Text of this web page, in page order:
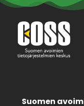
Suomen